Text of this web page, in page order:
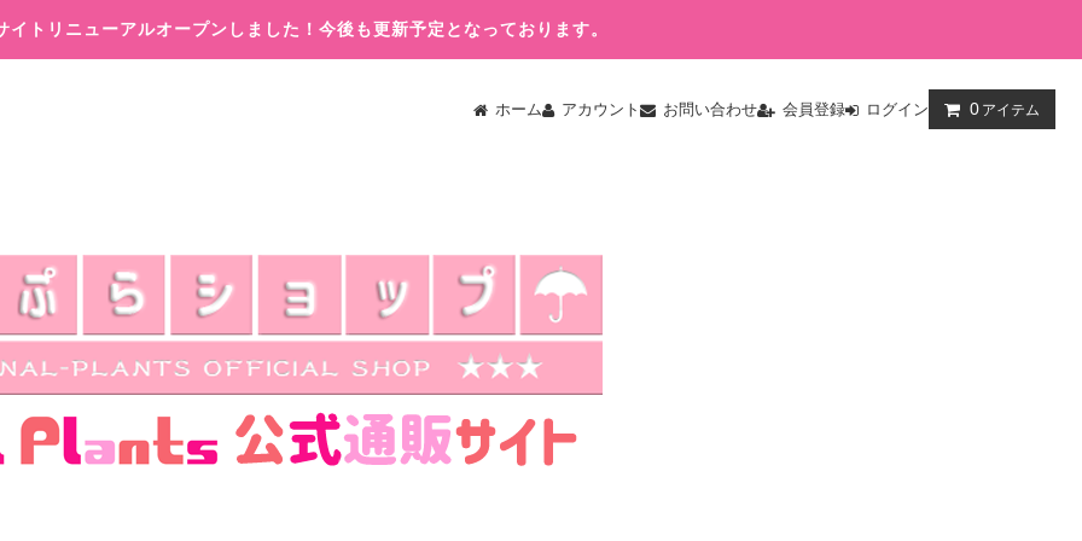
イトリニューアルオープンしました！今後も更新予定となっております。
ホーム アカウント お問い合わせ 会員登録 ログイン 0 アイテム